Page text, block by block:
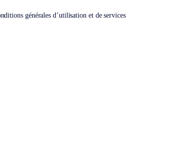
générales d’utilisation et de services